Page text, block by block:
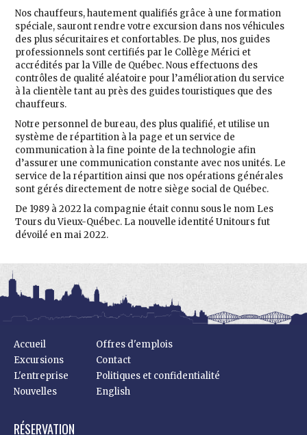
Nos chauffeurs, hautement qualifiés grâce à une formation
spéciale, sauront rendre votre excursion dans nos véhicules
des plus sécuritaires et confortables. De plus, nos guides
professionnels sont certifiés par le Collège Mérici et
accrédités par la Ville de Québec. Nous effectuons des
contrôles de qualité aléatoire pour l’amélioration du service
à la clientèle tant au près des guides touristiques que des
chauffeurs.
Notre personnel de bureau, des plus qualifié, et utilise un
système de répartition à la page et un service de
communication à la fine pointe de la technologie afin
d’assurer une communication constante avec nos unités. Le
service de la répartition ainsi que nos opérations générales
sont gérés directement de notre siège social de Québec.
De 1989 à 2022 la compagnie était connu sous le nom Les
Tours du Vieux-Québec. La nouvelle identité Unitours fut
dévoilé en mai 2022.
Accueil
Excursions
L'entreprise
Nouvelles
Offres d'emplois
Contact
Politiques et confidentialité
English
RÉSERVATION